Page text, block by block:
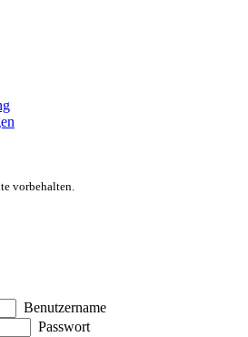
vorbehalten.
Benutzername
Passwort